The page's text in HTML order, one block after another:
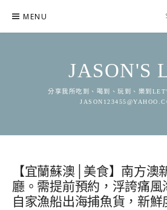
content
MENU
JASON'S
分享我所吃到、喝到、玩到、樂到
【宜蘭蘇澳│美食】南方澳
廳。需提前預約，浮誇痛風
自家漁船出海捕魚貨，新鮮